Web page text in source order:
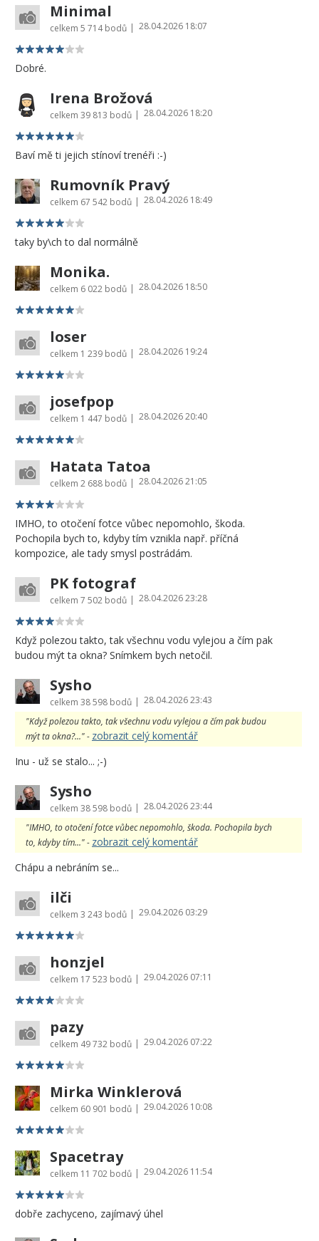
Minimal
celkem 5 714 bodů | 28.04.2026 18:07
Dobré.
Irena Brožová
celkem 39 813 bodů | 28.04.2026 18:20
Baví mě ti jejich stínoví trenéři :-)
Rumovník Pravý
celkem 67 542 bodů | 28.04.2026 18:49
taky by\ch to dal normálně
Monika.
celkem 6 022 bodů | 28.04.2026 18:50
loser
celkem 1 239 bodů | 28.04.2026 19:24
josefpop
celkem 1 447 bodů | 28.04.2026 20:40
Hatata Tatoa
celkem 2 688 bodů | 28.04.2026 21:05
IMHO, to otočení fotce vůbec nepomohlo, škoda.
Pochopila bych to, kdyby tím vznikla např. příčná
kompozice, ale tady smysl postrádám.
PK fotograf
celkem 7 502 bodů | 28.04.2026 23:28
Když polezou takto, tak všechnu vodu vylejou a čím pak
budou mýt ta okna? Snímkem bych netočil.
Sysho
celkem 38 598 bodů | 28.04.2026 23:43
"Když polezou takto, tak všechnu vodu vylejou a čím pak budou
mýt ta okna?..." - zobrazit celý komentář
Inu - už se stalo... ;-)
Sysho
celkem 38 598 bodů | 28.04.2026 23:44
"IMHO, to otočení fotce vůbec nepomohlo, škoda. Pochopila bych
to, kdyby tím..." - zobrazit celý komentář
Chápu a nebráním se...
ilči
celkem 3 243 bodů | 29.04.2026 03:29
honzjel
celkem 17 523 bodů | 29.04.2026 07:11
pazy
celkem 49 732 bodů | 29.04.2026 07:22
Mirka Winklerová
celkem 60 901 bodů | 29.04.2026 10:08
Spacetray
celkem 11 702 bodů | 29.04.2026 11:54
dobře zachyceno, zajímavý úhel